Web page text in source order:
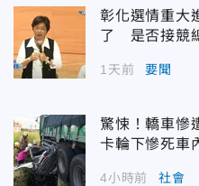
彰化選情重大
了 是否接競
1天前 要聞
驚悚！轎車慘
卡輪下慘死車
4小時前 社會